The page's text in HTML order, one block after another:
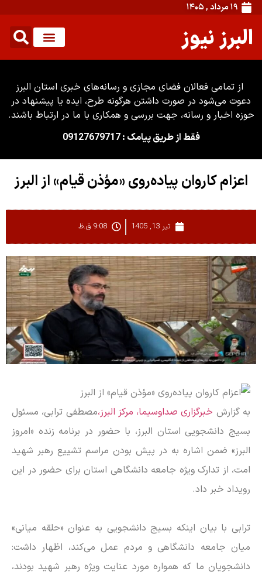
۱۹ مرداد , ۱۴۰۵
البرز نیوز
از تمامی فعالان فضای مجازی و رسانه‌های خبری استان البرز
دعوت می‌شود در صورت داشتن هرگونه طرح، ایده یا پیشنهاد در
حوزه اخبار و رسانه، جهت بررسی و همکاری با ما در ارتباط باشند.
فقط از طریق پیامک : 09127679717
اعزام کاروان پیاده‌روی «مؤذن قیام» از البرز
تیر 13, 1405 9:08 ق.ظ
به گزارش خبرگزاری صداوسیما، مرکز البرز،مصطفی ترابی، مسئول
بسیج دانشجویی استان البرز، با حضور در برنامه زنده «امروز
البرز» ضمن اشاره به در پیش بودن مراسم تشییع رهبر شهید
امت، از تدارک ویژه‌ جامعه دانشگاهی استان برای حضور در این
رویداد خبر داد.
ترابی با بیان اینکه بسیج دانشجویی به عنوان «حلقه میانی»
میان جامعه دانشگاهی و مردم عمل می‌کند، اظهار داشت:
دانشجویان ما که همواره مورد عنایت ویژه رهبر شهید بودند،